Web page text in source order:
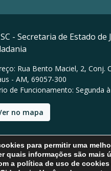
- Secretaria de Estado
Rua Bento Maciel, 2, Conj.
- AM, 69057-300
de Funcionamento: Segunda
no mapa
sic@sejusc.am.gov.br
98454-8684
para permitir uma
quais informações são mais
a política de uso de